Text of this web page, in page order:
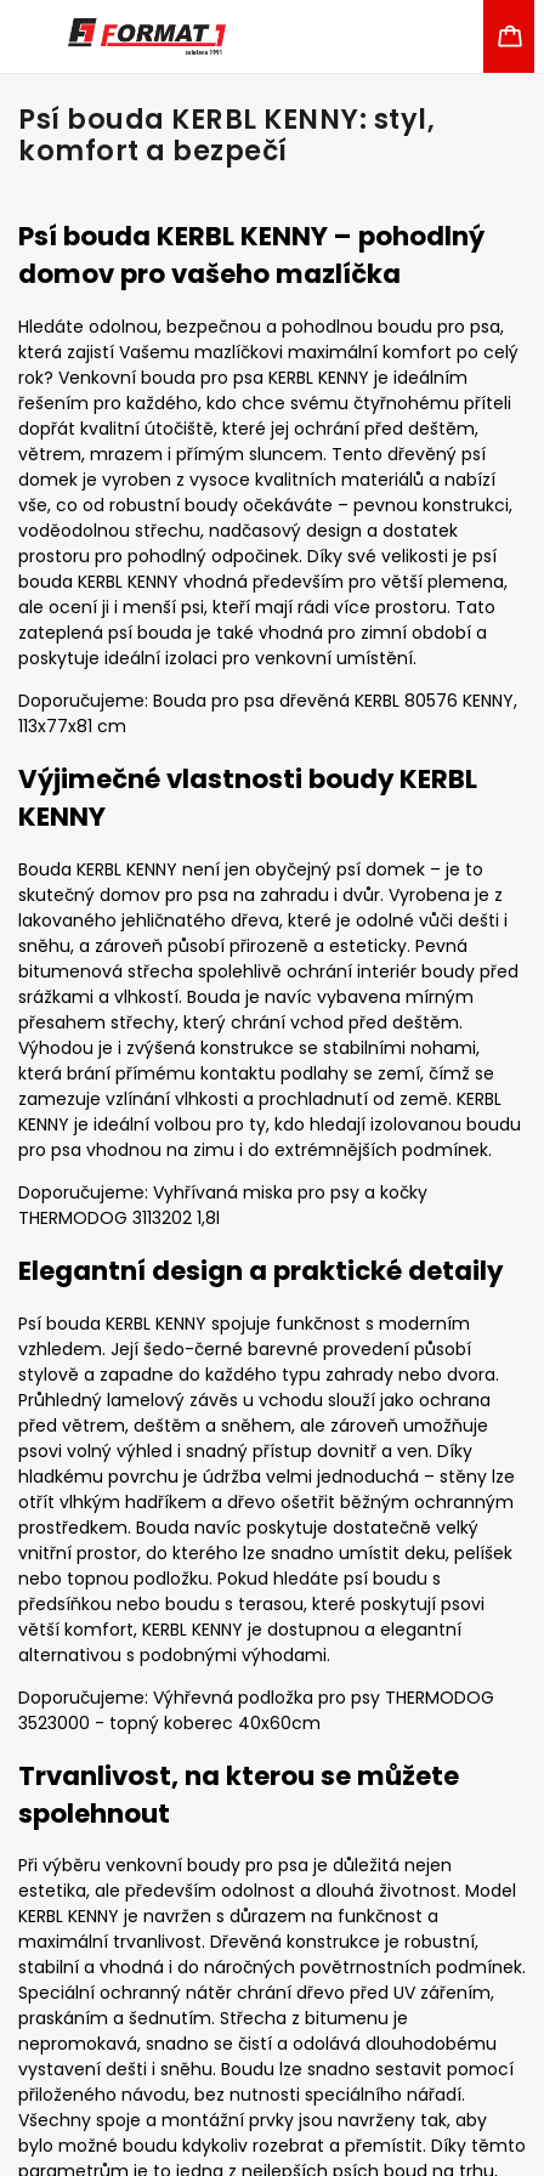
Psí bouda KERBL KENNY: styl,
komfort a bezpečí
Psí bouda KERBL KENNY – pohodlný
domov pro vašeho mazlíčka
Hledáte odolnou, bezpečnou a pohodlnou boudu pro psa,
která zajistí Vašemu mazlíčkovi maximální komfort po celý
rok? Venkovní bouda pro psa KERBL KENNY je ideálním
řešením pro každého, kdo chce svému čtyřnohému příteli
dopřát kvalitní útočiště, které jej ochrání před deštěm,
větrem, mrazem i přímým sluncem. Tento dřevěný psí
domek je vyroben z vysoce kvalitních materiálů a nabízí
vše, co od robustní boudy očekáváte – pevnou konstrukci,
voděodolnou střechu, nadčasový design a dostatek
prostoru pro pohodlný odpočinek. Díky své velikosti je psí
bouda KERBL KENNY vhodná především pro větší plemena,
ale ocení ji i menší psi, kteří mají rádi více prostoru. Tato
zateplená psí bouda je také vhodná pro zimní období a
poskytuje ideální izolaci pro venkovní umístění.
Doporučujeme: Bouda pro psa dřevěná KERBL 80576 KENNY,
113x77x81 cm
Výjimečné vlastnosti boudy KERBL
KENNY
Bouda KERBL KENNY není jen obyčejný psí domek – je to
skutečný domov pro psa na zahradu i dvůr. Vyrobena je z
lakovaného jehličnatého dřeva, které je odolné vůči dešti i
sněhu, a zároveň působí přirozeně a esteticky. Pevná
bitumenová střecha spolehlivě ochrání interiér boudy před
srážkami a vlhkostí. Bouda je navíc vybavena mírným
přesahem střechy, který chrání vchod před deštěm.
Výhodou je i zvýšená konstrukce se stabilními nohami,
která brání přímému kontaktu podlahy se zemí, čímž se
zamezuje vzlínání vlhkosti a prochladnutí od země. KERBL
KENNY je ideální volbou pro ty, kdo hledají izolovanou boudu
pro psa vhodnou na zimu i do extrémnějších podmínek.
Doporučujeme: Vyhřívaná miska pro psy a kočky
THERMODOG 3113202 1,8l
Elegantní design a praktické detaily
Psí bouda KERBL KENNY spojuje funkčnost s moderním
vzhledem. Její šedo-černé barevné provedení působí
stylově a zapadne do každého typu zahrady nebo dvora.
Průhledný lamelový závěs u vchodu slouží jako ochrana
před větrem, deštěm a sněhem, ale zároveň umožňuje
psovi volný výhled i snadný přístup dovnitř a ven. Díky
hladkému povrchu je údržba velmi jednoduchá – stěny lze
otřít vlhkým hadříkem a dřevo ošetřit běžným ochranným
prostředkem. Bouda navíc poskytuje dostatečně velký
vnitřní prostor, do kterého lze snadno umístit deku, pelíšek
nebo topnou podložku. Pokud hledáte psí boudu s
předsíňkou nebo boudu s terasou, které poskytují psovi
větší komfort, KERBL KENNY je dostupnou a elegantní
alternativou s podobnými výhodami.
Doporučujeme: Výhřevná podložka pro psy THERMODOG
3523000 - topný koberec 40x60cm
Trvanlivost, na kterou se můžete
spolehnout
Při výběru venkovní boudy pro psa je důležitá nejen
estetika, ale především odolnost a dlouhá životnost. Model
KERBL KENNY je navržen s důrazem na funkčnost a
maximální trvanlivost. Dřevěná konstrukce je robustní,
stabilní a vhodná i do náročných povětrnostních podmínek.
Speciální ochranný nátěr chrání dřevo před UV zářením,
praskáním a šednutím. Střecha z bitumenu je
nepromokavá, snadno se čistí a odolává dlouhodobému
vystavení dešti i sněhu. Boudu lze snadno sestavit pomocí
přiloženého návodu, bez nutnosti speciálního nářadí.
Všechny spoje a montážní prvky jsou navrženy tak, aby
bylo možné boudu kdykoliv rozebrat a přemístit. Díky těmto